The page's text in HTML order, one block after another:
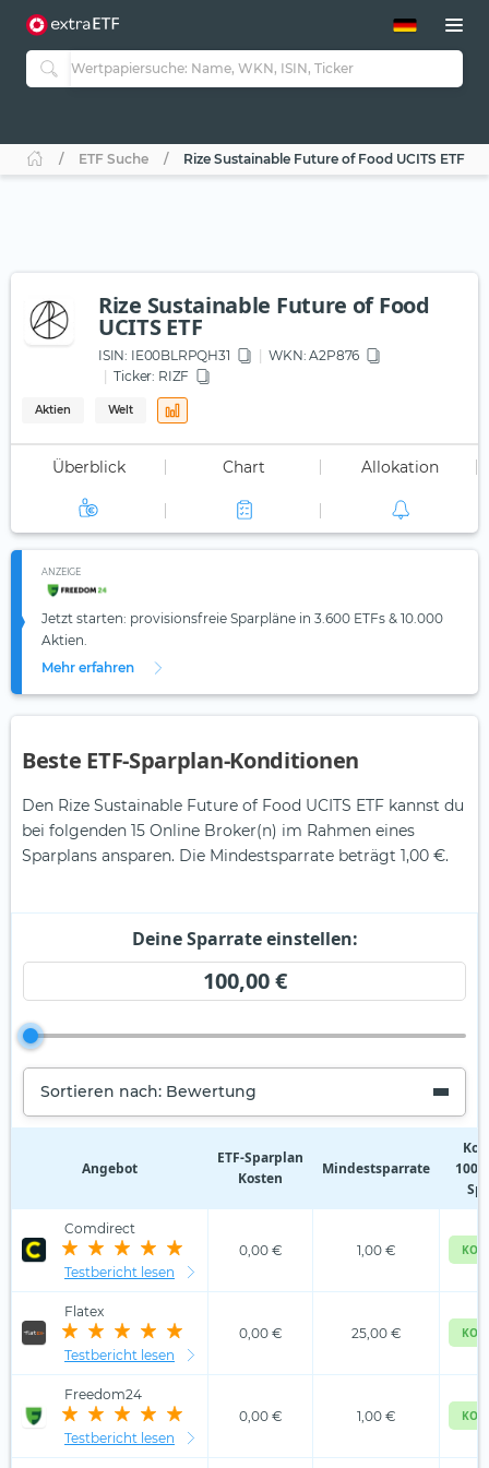
ETF-Guide 2.0
Guide Aktive ETFs
ETF-Sparpläne
ETF Suche Rize Sustainable Future of Food UCITS ETF
Rize Sustainable Future of Food
UCITS ETF
ISIN: IE00BLRPQH31 WKN: A2P876
Ticker: RIZF
Aktien Welt
Überblick Chart Allokation
ANZEIGE
Jetzt starten: provisionsfreie Sparpläne in 3.600 ETFs & 10.000
Aktien.
Mehr erfahren
Beste ETF-Sparplan-Konditionen
Den Rize Sustainable Future of Food UCITS ETF kannst du
bei folgenden 15 Online Broker(n) im Rahmen eines
Sparplans ansparen. Die Mindestsparrate beträgt 1,00 €.
Deine Sparrate einstellen:
100,00 €
Sortieren nach: Bewertung
Angebot
ETF‑Sparplan
Kosten
Mindestsparrate
Comdirect
Testbericht lesen
0,00 € 1,00 €
Flatex
Testbericht lesen
0,00 € 25,00 €
Freedom24
Testbericht lesen
0,00 € 1,00 €